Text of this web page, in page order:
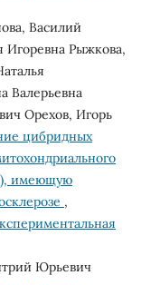
Василий
Игоревна Рыжкова,
Валерьевна
Орехов, Игорь
цибридных
имеющую
,
Юрьевич